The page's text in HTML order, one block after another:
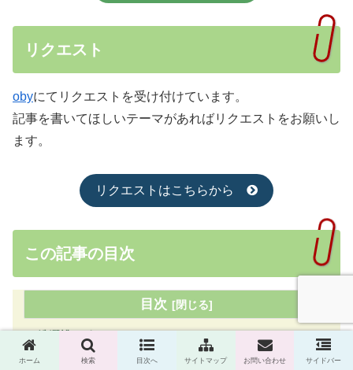
リクエスト
obyにてリクエストを受け付けています。
記事を書いてほしいテーマがあればリクエストをお願いし
ます。
リクエストはこちらから
この記事の目次
目次
洗濯槽のポテンシャル
洗濯槽掃除の仕方
ホーム 検索 目次へ サイトマップ お問い合わせ サイドバー